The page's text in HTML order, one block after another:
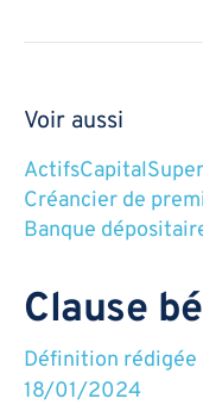
Voir aussi
ActifsCapital
Créancier de
Banque
Clause
Définition rédigée
18/01/2024